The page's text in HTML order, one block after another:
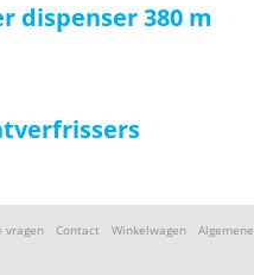
dispenser 380 m
vragen Contact Winkelwagen